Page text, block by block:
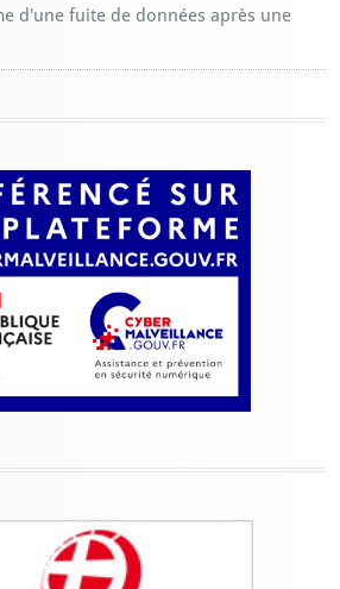
d'une fuite de données après une